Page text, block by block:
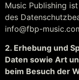
Music Publishing
des
info@fbp-
2. Erhebung und
Daten sowie Art
beim Besuch der